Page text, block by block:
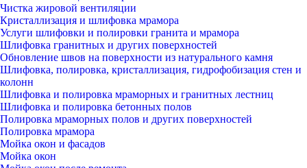
Чистка жировой вентиляции
Кристаллизация и шлифовка мрамора
Услуги шлифовки и полировки гранита и мрамора
Шлифовка гранитных и других поверхностей
Обновление швов на поверхности из натурального камня
Шлифовка, полировка, кристаллизация, гидрофобизация стен и
колонн
Шлифовка и полировка мраморных и гранитных лестниц
Шлифовка и полировка бетонных полов
Полировка мраморных полов и других поверхностей
Полировка мрамора
Мойка окон и фасадов
Мойка окон